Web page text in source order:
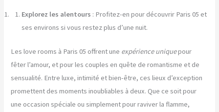
Explorez les alentours : Profitez-en pour découvrir Paris 05 et
ses environs si vous restez plus d’une nuit.
Les love rooms à Paris 05 offrent une expérience uniquepour
fêter l’amour, et pour les couples en quête de romantisme et de
sensualité. Entre luxe, intimité et bien-être, ces lieux d’exception
promettent des moments inoubliables à deux. Que ce soit pour
une occasion spéciale ou simplement pour raviver la flamme,